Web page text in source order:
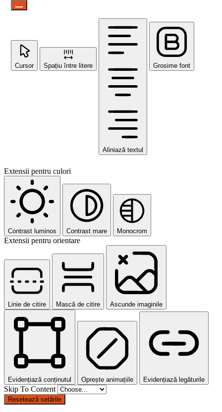
Cursor Spațiu între litere
Aliniază textul
Grosime font
Extensii pentru culori
Contrast luminos Contrast mare Monocrom
Extensii pentru orientare
Linie de citire Mască de citire Ascunde imaginile
Evidențiază conținutul Oprește animațiile Evidențiază legăturile
Skip To Content
Resetează setările